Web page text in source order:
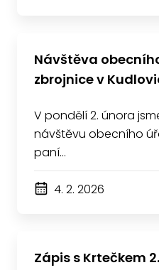
Návštěva
zbrojnice v
V pondělí 2. února
návštěvu obecního
paní…
4. 2. 2026
Zápis s Krtečkem